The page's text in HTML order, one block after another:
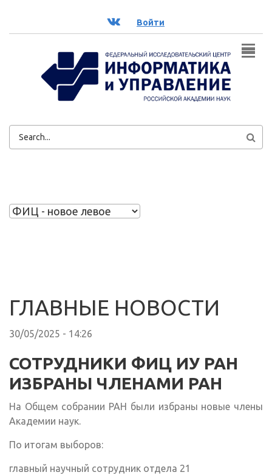
ВК Войти
ФОРМА
ГЛАВНЫЕ НОВОСТИ
30/05/2025 - 14:26
СОТРУДНИКИ ФИЦ ИУ РАН
ИЗБРАНЫ ЧЛЕНАМИ РАН
На Общем собрании РАН были избраны новые члены
Академии наук.
По итогам выборов:
главный научный сотрудник отдела 21